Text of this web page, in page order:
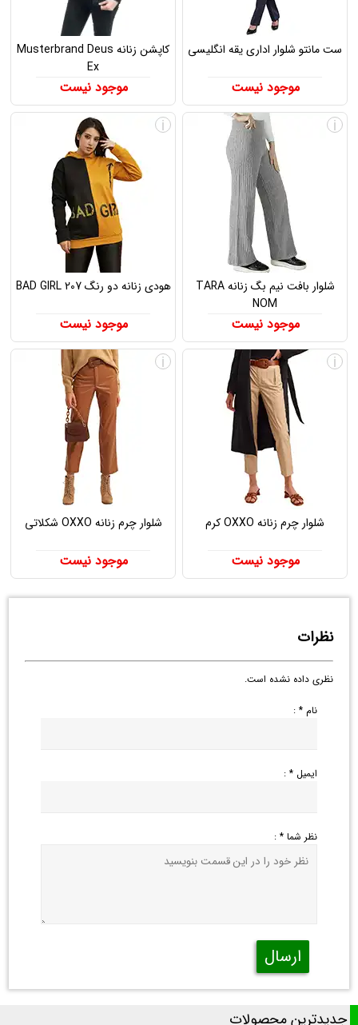
ست مانتو شلوار اداری یقه انگلیسی
موجود نیست
کاپشن زنانه Musterbrand Deus
Ex
موجود نیست
شلوار بافت نیم بگ زنانه TARA
NOM
موجود نیست
i
هودی زنانه دو رنگ BAD GIRL 207
موجود نیست
i
شلوار چرم زنانه OXXO کرم
موجود نیست
i
شلوار چرم زنانه OXXO شکلاتی
موجود نیست
i
نظرات
نظری داده نشده است.
نام * :
ایمیل * :
نظر شما * :
ارسال
جدیدترین محصولات